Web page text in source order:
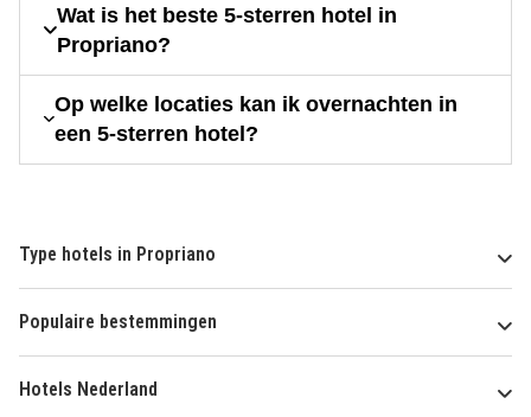
Wat is het beste 5-sterren hotel in
Propriano?
Op welke locaties kan ik overnachten in
een 5-sterren hotel?
Type hotels in Propriano
Populaire bestemmingen
Hotels Nederland